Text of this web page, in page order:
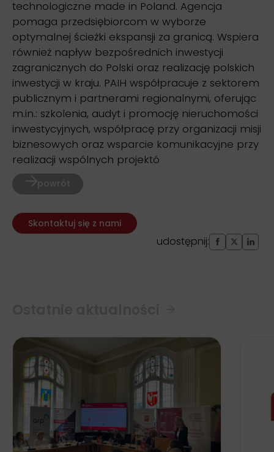
technologiczne made in Poland. Agencja
pomaga przedsiębiorcom w wyborze
optymalnej ścieżki ekspansji za granicą. Wspiera
również napływ bezpośrednich inwestycji
zagranicznych do Polski oraz realizację polskich
inwestycji w kraju. PAIH współpracuje z sektorem
publicznym i partnerami regionalnymi, oferując
m.in.: szkolenia, audyt i promocję nieruchomości
inwestycyjnych, współpracę przy organizacji misji
biznesowych oraz wsparcie komunikacyjne przy
realizacji wspólnych projektó
powrót
Skontaktuj się z nami
udostępnij: